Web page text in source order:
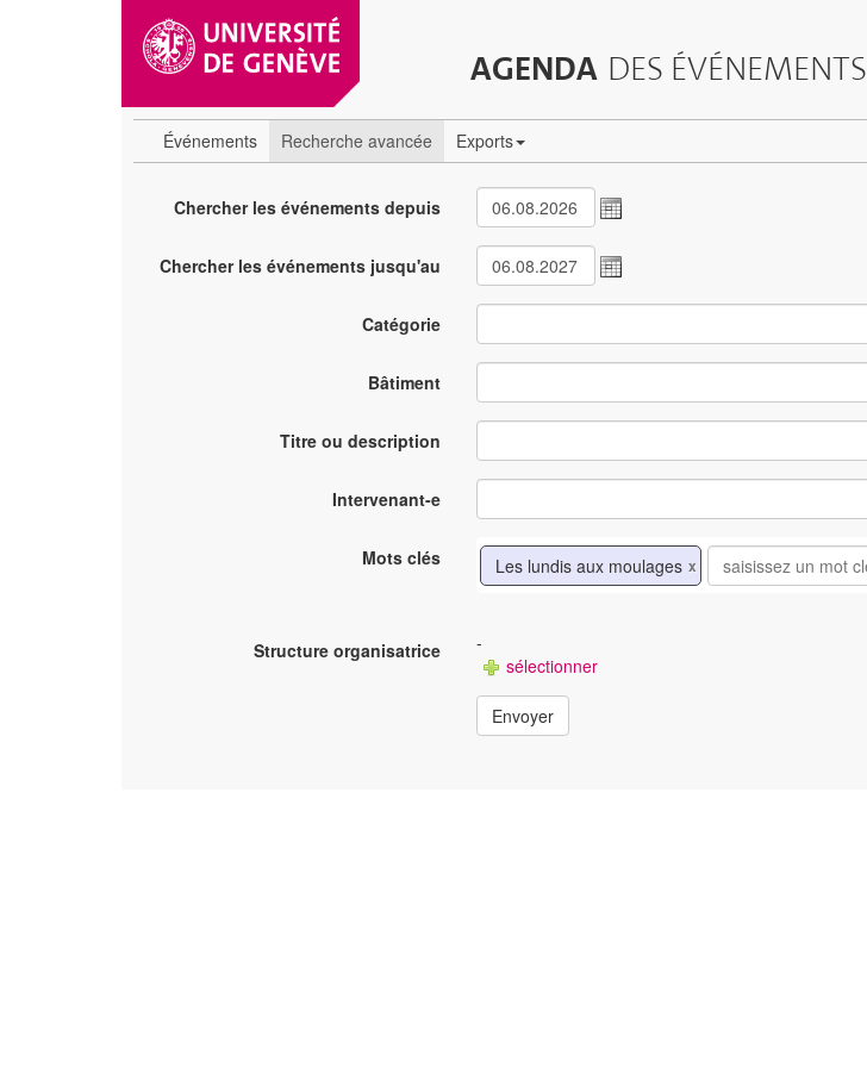
AGENDA DES ÉVÉNEMENTS
Événements Recherche avancée Exports
Chercher les événements depuis
Chercher les événements jusqu'au
Catégorie
Bâtiment
Titre ou description
Intervenant-e
Mots clés Les lundis aux moulages x
Structure organisatrice
-
sélectionner
Envoyer